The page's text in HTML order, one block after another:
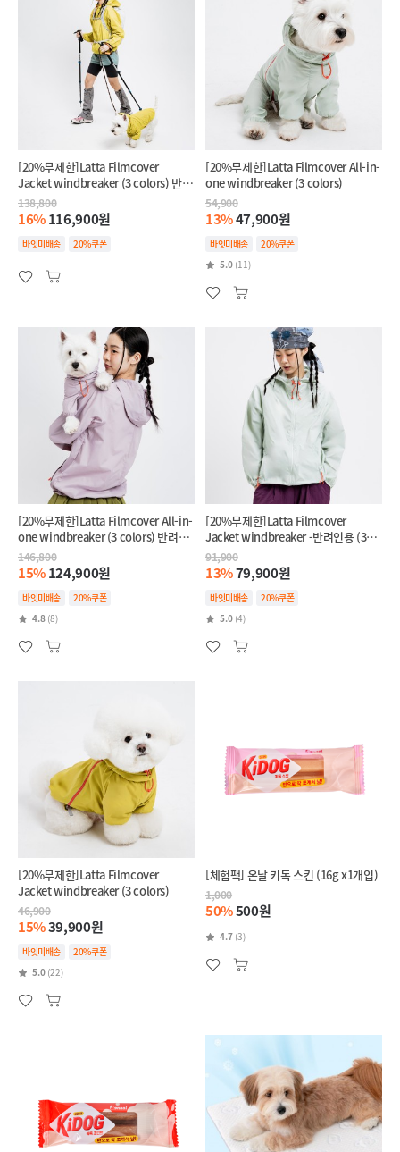
[20%무제한]Latta Filmcover
Jacket windbreaker (3 colors) 반려
견+반려인 SET
138,800
16%116,900원
바잇미배송 20%쿠폰
[20%무제한]Latta Filmcover All-in-
one windbreaker (3 colors)
54,900
13%47,900원
바잇미배송
20%쿠폰
5.0 (11)
[20%무제한]Latta Filmcover All-in-
one windbreaker (3 colors) 반려견
+반려인 SET
146,800
15%124,900원
바잇미배송
20%쿠폰
4.8 (8)
[20%무제한]Latta Filmcover
Jacket windbreaker -반려인용 (3
colors)
91,900
13%79,900원
바잇미배송
20%쿠폰
5.0 (4)
[20%무제한]Latta Filmcover
Jacket windbreaker (3 colors)
46,900
15%39,900원
바잇미배송
20%쿠폰
5.0 (22)
[체험팩] 온날 키독 스킨 (16g x1개입)
1,000
50%500원
4.7 (3)